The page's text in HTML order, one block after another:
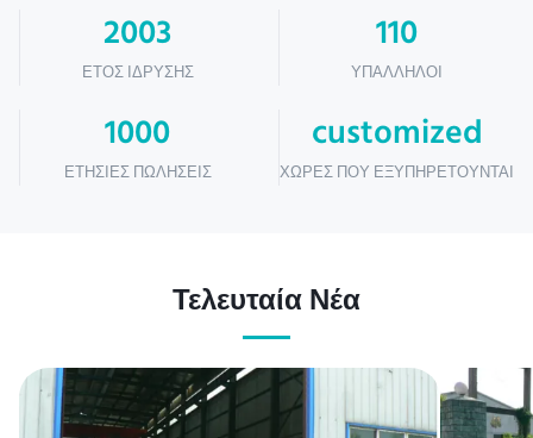
2003
ΈΤΟΣ ΊΔΡΥΣΗΣ
110
ΥΠΆΛΛΗΛΟΙ
1000
ΕΤΉΣΙΕΣ ΠΩΛΉΣΕΙΣ
customized
ΧΏΡΕΣ ΠΟΥ ΕΞΥΠΗΡΕΤΟΎΝΤΑΙ
Τελευταία Νέα